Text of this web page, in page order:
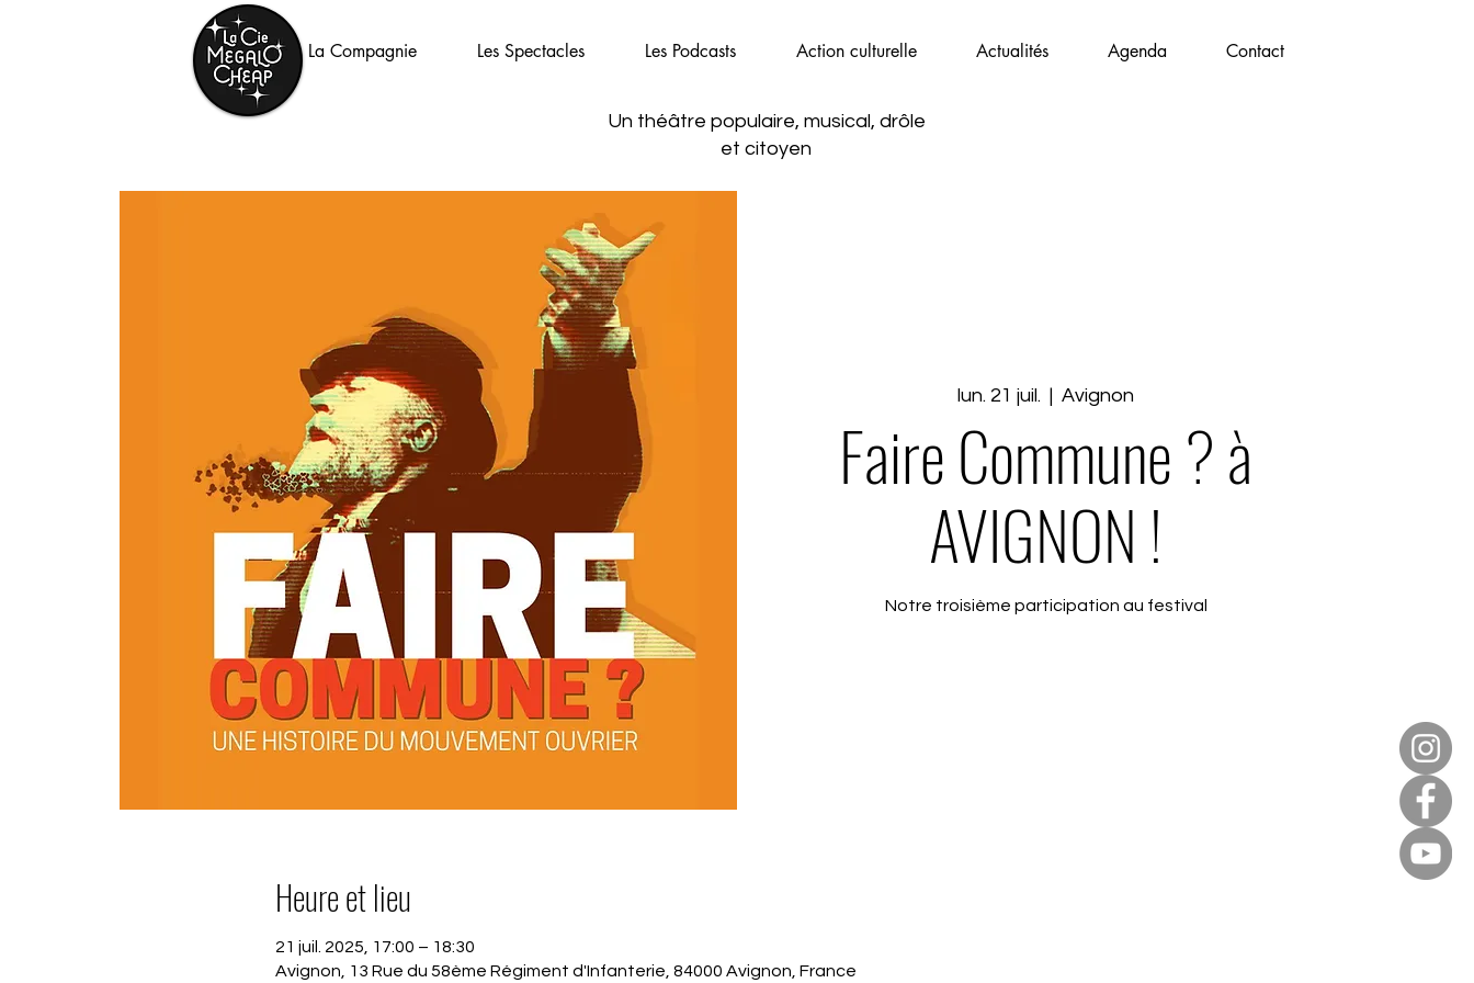
La Compagnie Les Spectacles Les Podcasts Action culturelle Actualités Agenda Contact
Un théâtre populaire, musical, drôle
et citoyen
lun. 21 juil.
  |
Avignon
Faire Commune ? à
AVIGNON !
Notre troisième participation au festival
Heure et lieu
21 juil. 2025, 17:00 – 18:30
Avignon, 13 Rue du 58ème Régiment d'Infanterie, 84000 Avignon, France